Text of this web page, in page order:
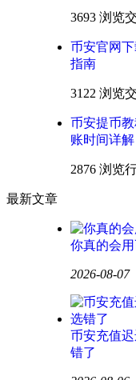
3693 浏览
币安官网
指南
3122 浏览
币安提币
账时间详解
2876 浏览
最新文章
你真的会
2026-08-07
币安充值
错了